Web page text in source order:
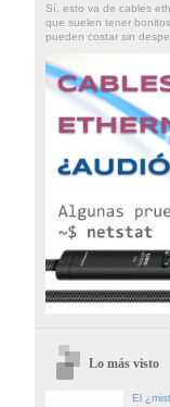
Sí, esto va de cables
que suelen tener
pueden costar sin
Lo más visto
El